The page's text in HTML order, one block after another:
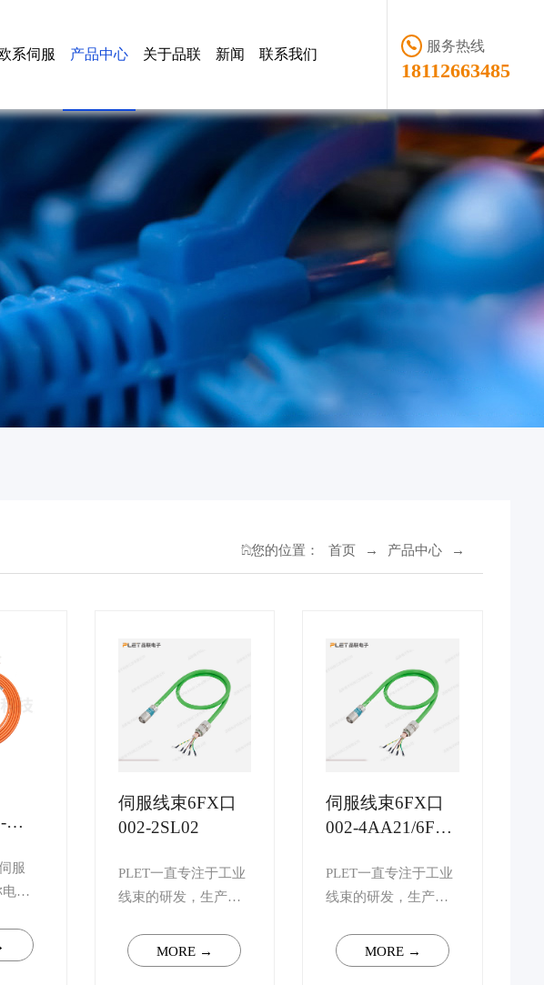
系伺服 产品中心 关于品联 新闻 联系我们
服务热线
18112663485
您的位置： 首页 → 产品中心 →
服
源
。线
拖链
伺服线束6FX口
002-2SL02
PLET一直专注于工业
线束的研发，生产，
求量身定制S120系列
线束. 如您有任何技术
MORE →
伺服线束6FX口
002-4AA21/6FX
PLET一直专注于工业
线束的研发，生产，
求量身定制S120系列
线束. 如您有任何技术
MORE →